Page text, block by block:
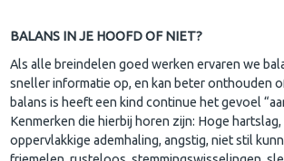
BALANS IN JE HOOFD OF NIET?
Als alle breindelen goed werken ervaren we
sneller informatie op, en kan beter onthouden
balans is heeft een kind continue het gevoel
Kenmerken die hierbij horen zijn: Hoge
oppervlakkige ademhaling, angstig, niet stil